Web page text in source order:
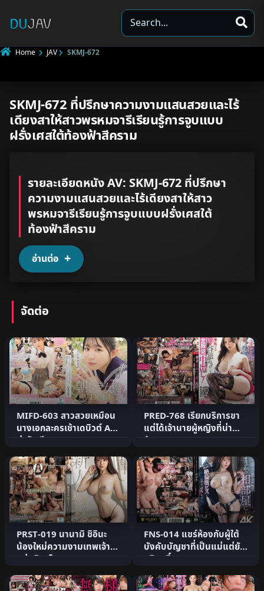
e
a
Home JAV SKMJ-672
Underage
Not Porn
Other
SKMJ-672 ที่ปรึกษาความงามแสนสวยและไร้
เดียงสาให้สาวพรหมจารีเรียนรู้การจูบแบบ
ฝรั่งเศสใต้ท้องฟ้าสีคราม
รายละเอียดหนัง AV: SKMJ-672 ที่ปรึกษา
ความงามแสนสวยและไร้เดียงสาให้สาว
พรหมจารีเรียนรู้การจูบแบบฝรั่งเศสใต้
ท้องฟ้าสีคราม
อ่านต่อ
จัดต่อ
MIFD-603 สาวสวยเหมือน
นางเอกละครเช้าเดบิวต์ AV
น่ารักเงียบๆ
PRED-768 เรียกบริการขา
แต่ได้เจ้านายผู้หญิงที่น่า
รำคาญมา
PRST-019 นานามิ ชิอินะ
น้องใหม่ความงามเทพเจ้า
แห่งมินาโตะ
FNS-014 แชร์ห้องกับผู้ใต้
บังคับบัญชาที่เป็นแม่แต่ยัง
บริสุทธิ์